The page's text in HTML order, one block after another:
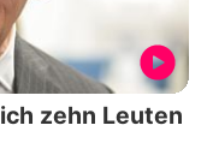
zehn Leuten